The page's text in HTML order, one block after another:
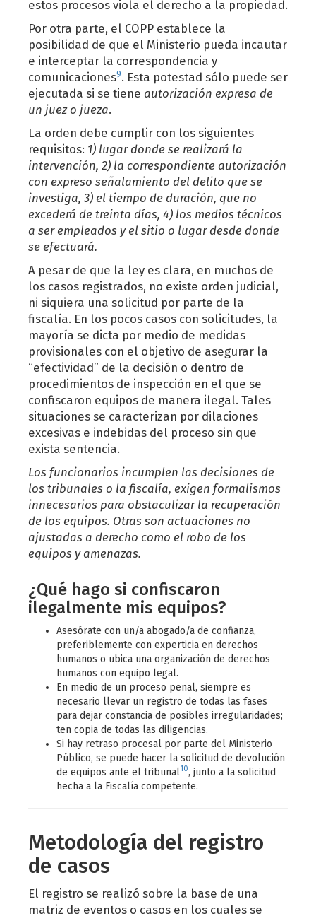
estos procesos viola el derecho a la propiedad.
Por otra parte, el COPP establece la
posibilidad de que el Ministerio pueda incautar
e interceptar la correspondencia y
comunicaciones9. Esta potestad sólo puede ser
ejecutada si se tiene autorización expresa de
un juez o jueza.
La orden debe cumplir con los siguientes
requisitos: 1) lugar donde se realizará la
intervención, 2) la correspondiente autorización
con expreso señalamiento del delito que se
investiga, 3) el tiempo de duración, que no
excederá de treinta días, 4) los medios técnicos
a ser empleados y el sitio o lugar desde donde
se efectuará.
A pesar de que la ley es clara, en muchos de
los casos registrados, no existe orden judicial,
ni siquiera una solicitud por parte de la
fiscalía. En los pocos casos con solicitudes, la
mayoría se dicta por medio de medidas
provisionales con el objetivo de asegurar la
“efectividad” de la decisión o dentro de
procedimientos de inspección en el que se
confiscaron equipos de manera ilegal. Tales
situaciones se caracterizan por dilaciones
excesivas e indebidas del proceso sin que
exista sentencia.
Los funcionarios incumplen las decisiones de
los tribunales o la fiscalía, exigen formalismos
innecesarios para obstaculizar la recuperación
de los equipos. Otras son actuaciones no
ajustadas a derecho como el robo de los
equipos y amenazas.
¿Qué hago si confiscaron
ilegalmente mis equipos?
Asesórate con un/a abogado/a de confianza,
preferiblemente con experticia en derechos
humanos o ubica una organización de derechos
humanos con equipo legal.
En medio de un proceso penal, siempre es
necesario llevar un registro de todas las fases
para dejar constancia de posibles irregularidades;
ten copia de todas las diligencias.
Si hay retraso procesal por parte del Ministerio
Público, se puede hacer la solicitud de devolución
de equipos ante el tribunal10, junto a la solicitud
hecha a la Fiscalía competente.
Metodología del registro
de casos
El registro se realizó sobre la base de una
matriz de eventos o casos en los cuales se